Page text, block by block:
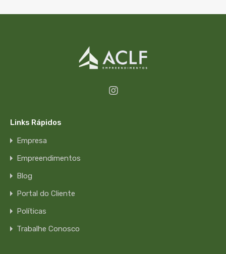
Links Rápidos
Empresa
Empreendimentos
Blog
Portal do Cliente
Políticas
Trabalhe Conosco